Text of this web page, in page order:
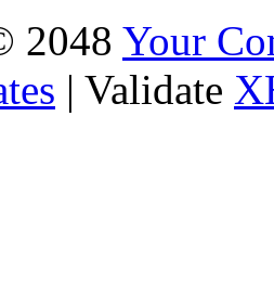
2048 Your
| Validate